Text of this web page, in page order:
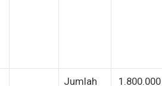
Jumlah 1.800.000